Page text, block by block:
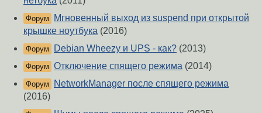
Форум
Мгновенный выход из suspend при открытой
крышке ноутбука (2016)
Форум Debian Wheezy и UPS - как? (2013)
Форум Отключение спящего режима (2014)
Форум
NetworkManager после спящего режима
(2016)